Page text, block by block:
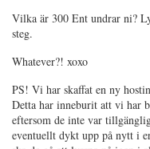
Vilka är 300 Ent undrar ni?
steg.
Whatever?! xoxo
PS! Vi har skaffat en ny
Detta har inneburit att vi har
eftersom de inte var
eventuellt dykt upp på nytt i